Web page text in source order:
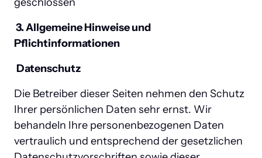
Pflichtinformationen
Datenschutz
Die Betreiber dieser Seiten nehmen den Schutz
Ihrer persönlichen Daten sehr ernst. Wir
behandeln Ihre personenbezogenen Daten
vertraulich und entsprechend der gesetzlichen